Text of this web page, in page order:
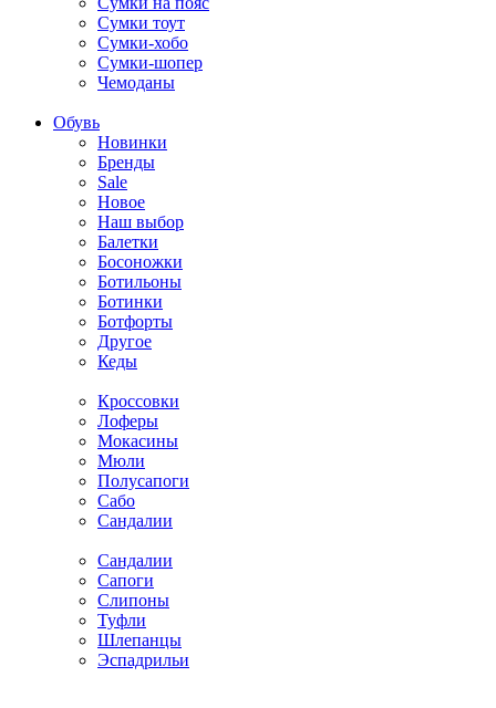
Сумки тоут
Сумки-хобо
Сумки-шопер
Чемоданы
Обувь
Новинки
Бренды
Sale
Новое
Наш выбор
Балетки
Босоножки
Ботильоны
Ботинки
Ботфорты
Другое
Кеды
Кроссовки
Лоферы
Мокасины
Мюли
Полусапоги
Сабо
Сандалии
Сандалии
Сапоги
Слипоны
Туфли
Шлепанцы
Эспадрильи